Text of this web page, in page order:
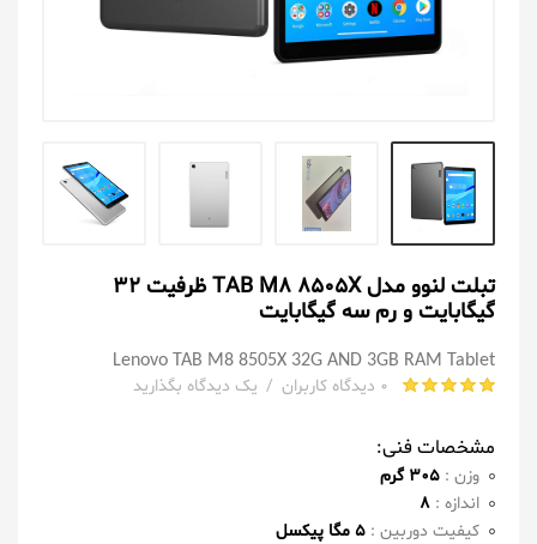
تبلت لنوو مدل TAB M8 8505X ظرفیت 32
گیگابایت و رم سه گیگابایت
Lenovo TAB M8 8505X 32G AND 3GB RAM Tablet
0 دیدگاه کاربران / یک دیدگاه بگذارید
مشخصات فنی:
وزن : ۳۰۵ گرم
اندازه : ۸
کیفیت دوربین : ۵ مگا پیکسل